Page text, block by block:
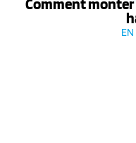
Comment